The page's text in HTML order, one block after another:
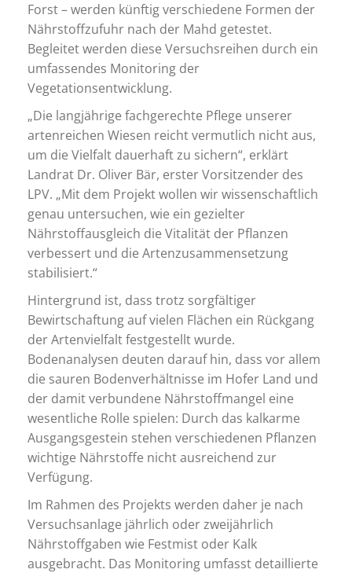
Forst – werden künftig verschiedene Formen der
Nährstoffzufuhr nach der Mahd getestet.
Begleitet werden diese Versuchsreihen durch ein
umfassendes Monitoring der
Vegetationsentwicklung.
„Die langjährige fachgerechte Pflege unserer
artenreichen Wiesen reicht vermutlich nicht aus,
um die Vielfalt dauerhaft zu sichern“, erklärt
Landrat Dr. Oliver Bär, erster Vorsitzender des
LPV. „Mit dem Projekt wollen wir wissenschaftlich
genau untersuchen, wie ein gezielter
Nährstoffausgleich die Vitalität der Pflanzen
verbessert und die Artenzusammensetzung
stabilisiert.“
Hintergrund ist, dass trotz sorgfältiger
Bewirtschaftung auf vielen Flächen ein Rückgang
der Artenvielfalt festgestellt wurde.
Bodenanalysen deuten darauf hin, dass vor allem
die sauren Bodenverhältnisse im Hofer Land und
der damit verbundene Nährstoffmangel eine
wesentliche Rolle spielen: Durch das kalkarme
Ausgangsgestein stehen verschiedenen Pflanzen
wichtige Nährstoffe nicht ausreichend zur
Verfügung.
Im Rahmen des Projekts werden daher je nach
Versuchsanlage jährlich oder zweijährlich
Nährstoffgaben wie Festmist oder Kalk
ausgebracht. Das Monitoring umfasst detaillierte